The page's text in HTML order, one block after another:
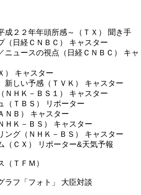
成２２年年頭所感～（ＴＸ） 聞き手
（日経ＣＮＢＣ） キャスター
ニュースの視点（日経ＣＮＢＣ） キャ
） キャスター
新しい予感（ＴＶＫ） キャスター
ＮＨＫ－ＢＳ１） キャスター
（ＴＢＳ） リポーター
ＮＢ） キャスター
ＨＫ－ＢＳ） キャスター
ング（ＮＨＫ－ＢＳ） キャスター
（ＣＸ） リポーター&天気予報
（ＴＦＭ）
ラフ「フォト」 大臣対談